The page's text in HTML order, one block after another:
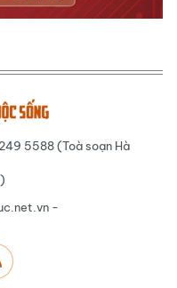
5588 (Toà soạn Hà
-